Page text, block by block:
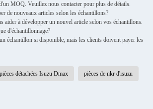
MOQ. Veuillez nous contacter pour plus de détails.
de nouveaux articles selon les échantillons?
aider à développer un nouvel article selon vos échantillons.
d'échantillonnage?
échantillon si disponible, mais les clients doivent payer les
pièces détachées Isuzu Dmax pièces de nkr d'isuzu